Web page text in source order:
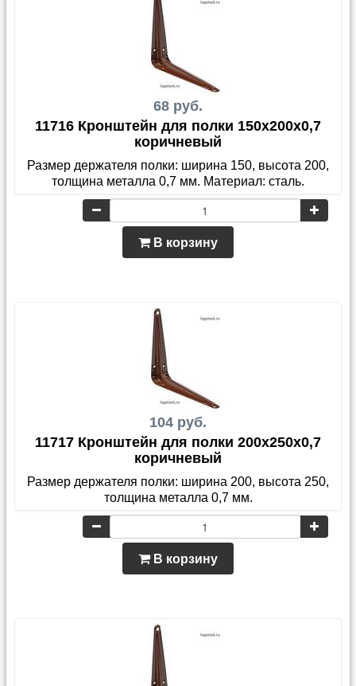
68 руб.
11716 Кронштейн для полки 150x200x0,7
коричневый
Размер держателя полки: ширина 150, высота 200,
толщина металла 0,7 мм. Материал: сталь.
В корзину
104 руб.
11717 Кронштейн для полки 200x250x0,7
коричневый
Размер держателя полки: ширина 200, высота 250,
толщина металла 0,7 мм.
В корзину